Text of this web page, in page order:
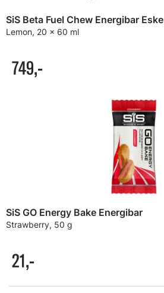
SiS Beta Fuel Chew Energibar Eske
Lemon, 20 x 60 ml
749,-
SiS GO Energy Bake Energibar
Strawberry, 50 g
21,-